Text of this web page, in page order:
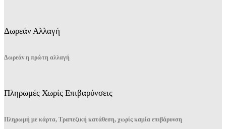
Δωρεάν Αλλαγή
Δωρεάν η πρώτη αλλαγή
Πληρωμές Χωρίς Επιβαρύνσεις
Πληρωμή με κάρτα, Τραπεζική κατάθεση, χωρίς καμία επιβάρυνση